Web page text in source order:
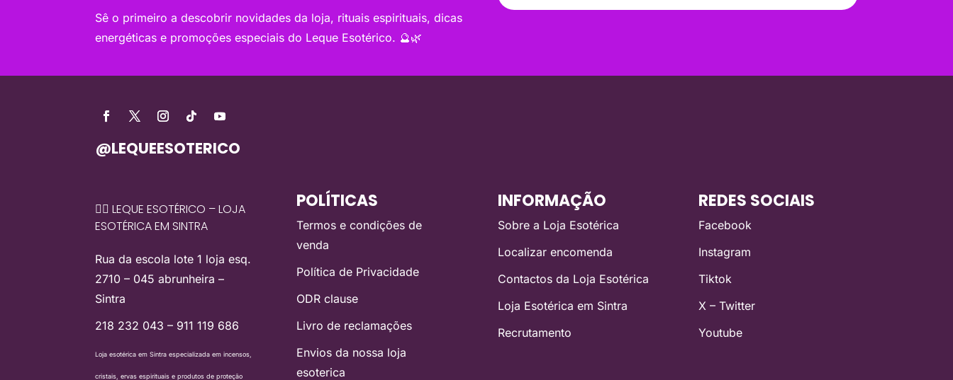
Sê o primeiro a descobrir novidades da loja, rituais espirituais, dicas
energéticas e promoções especiais do Leque Esotérico. 🔮🌿
@LEQUEESOTERICO
🧙‍♀️ LEQUE ESOTÉRICO – LOJA
ESOTÉRICA EM SINTRA
Rua da escola lote 1 loja esq.
2710 – 045 abrunheira –
Sintra
218 232 043 – 911 119 686
Loja esotérica em Sintra especializada em incensos,
cristais, ervas espirituais e produtos de proteção
POLÍTICAS
Termos e condições de
venda
Política de Privacidade
ODR clause
Livro de reclamações
Envios da nossa loja
esoterica
INFORMAÇÃO
Sobre a Loja Esotérica
Localizar encomenda
Contactos da Loja Esotérica
Loja Esotérica em Sintra
Recrutamento
REDES SOCIAIS
Facebook
Instagram
Tiktok
X – Twitter
Youtube